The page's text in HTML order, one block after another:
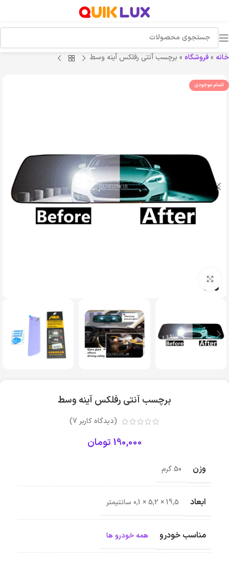
خانه »فروشگاه » برچسب آنتی رفلکس آینه وسط
اتمام موجودی
برچسب آنتی رفلکس آینه وسط
(دیدگاه کاربر 7
)
190,000 تومان
وزن 50 گرم
ابعاد 19,5 × 5,2 × 0,1 سانتیمتر
مناسب خودرو همه خودرو ها